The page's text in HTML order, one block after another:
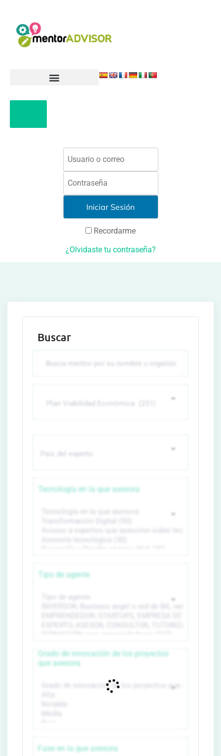
Recordarme
¿Olvidaste tu contraseña?
Buscar
Tecnología en la que asesora
Tipo de agente
Grado de innovación de los proyectos
que asesora
Fase en la que asesora